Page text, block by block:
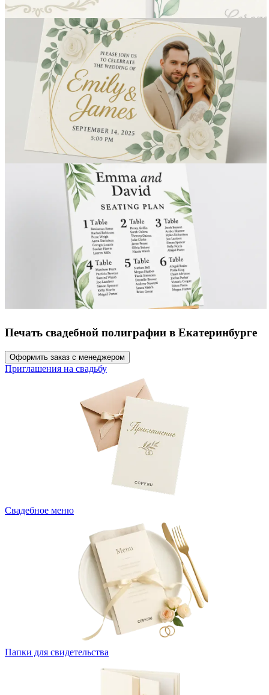
Печать свадебной полиграфии в Екатеринбурге
Оформить заказ с менеджером
Приглашения на свадьбу
Свадебное меню
Папки для свидетельства